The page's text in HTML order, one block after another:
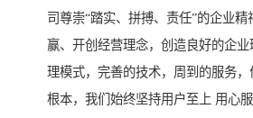
司尊崇“踏实、拼搏、责任”的企业
赢、开创经营理念，创造良好的企
理模式，完善的技术，周到的服务
根本，我们始终坚持用户至上 用心